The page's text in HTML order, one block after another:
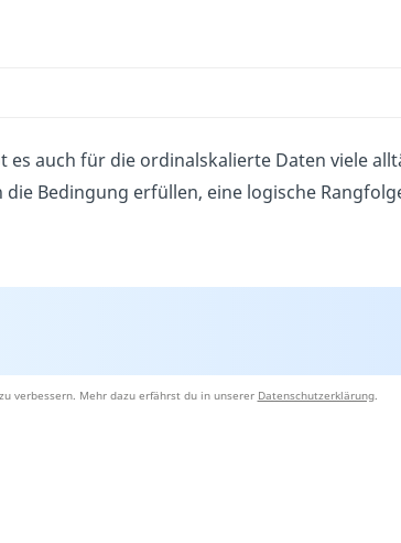
auch für die ordinalskalierte Daten viele
Bedingung erfüllen, eine logische
verbessern. Mehr dazu erfährst du in unserer Datenschutzerklärung.